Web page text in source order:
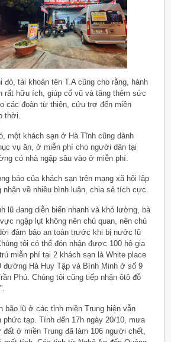
đó, tài khoản tên T.A cũng cho rằng, hành
rất hữu ích, giúp cổ vũ và tăng thêm sức
các đoàn từ thiện, cứu trợ đến miền
thời.
một khách sạn ở Hà Tĩnh cũng dành
vụ ăn, ở miễn phí cho người dân tại
có nhà ngập sâu vào ở miễn phí.
báo của khách sạn trên mạng xã hội lập
nhận về nhiều bình luận, chia sẻ tích cực.
lũ đang diễn biến nhanh và khó lường, bà
ngập lụt không nên chủ quan, nên chủ
đảm bảo an toàn trước khi bị nước lũ
tôi có thể đón nhận được 100 hộ gia
miễn phí tại 2 khách sạn là White place
đường Hà Huy Tập và Bình Minh ở số 9
Phú. Chúng tôi cũng tiếp nhận ôtô đỗ
bão lũ ở các tỉnh miền Trung hiện vẫn
phức tạp. Tính đến 17h ngày 20/10, mưa
đất ở miền Trung đã làm 106 người chết,